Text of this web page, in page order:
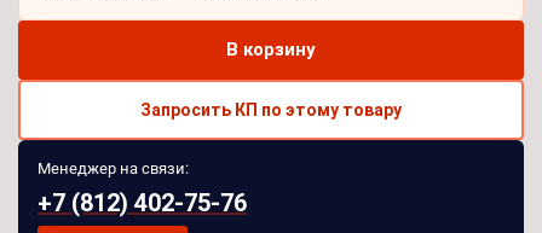
В корзину
Запросить КП по этому товару
Менеджер на связи:
+7 (812) 402-75-76